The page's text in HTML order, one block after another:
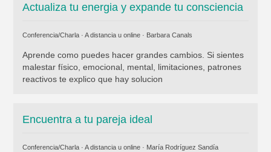
Actualiza tu energia y expande tu consciencia
Conferencia/Charla · A distancia u online · Barbara Canals
Aprende como puedes hacer grandes cambios. Si sientes
malestar físico, emocional, mental, limitaciones, patrones
reactivos te explico que hay solucion
Encuentra a tu pareja ideal
Conferencia/Charla · A distancia u online · María Rodríguez Sandía